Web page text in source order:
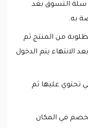
سلة التسوق بعد
به.
من المنتج ثم
الانتهاء يتم الدخول
تحتوي عليها ثم
في المكان